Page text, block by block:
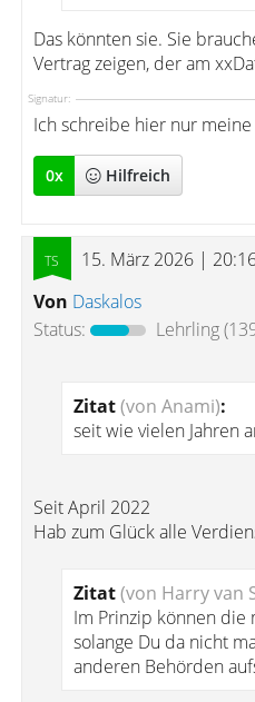
Das könnten sie. Sie
Vertrag zeigen, der am
Signatur:
Ich schreibe hier nur
0x Hilfreich
15. März 2026 |
Von Daskalos
Status:
Lehrling
Zitat(von Anami):
seit wie vielen Jahren
Seit April 2022
Hab zum Glück alle
Zitat(von Harry van
Im Prinzip können die
solange Du da nicht
anderen Behörden